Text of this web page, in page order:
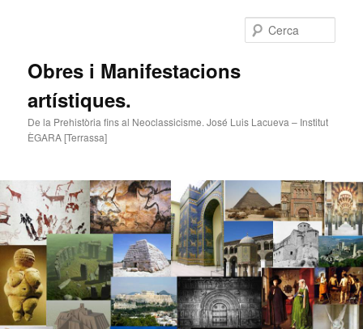
Obres i Manifestacions
artístiques.
De la Prehistòria fins al Neoclassicisme. José Luis Lacueva – Institut
ÈGARA [Terrassa]